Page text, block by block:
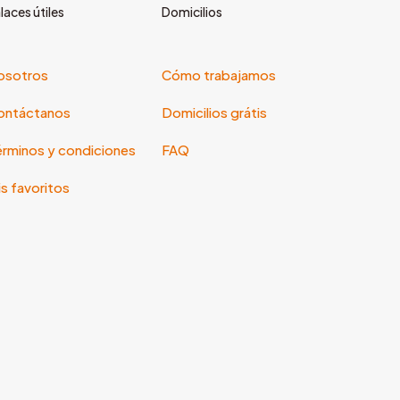
útiles
y condiciones
favoritos
Domicilios
Cómo trabajamos
Domicilios grátis
FAQ